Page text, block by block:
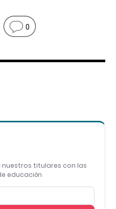
0
titulares con las
educación